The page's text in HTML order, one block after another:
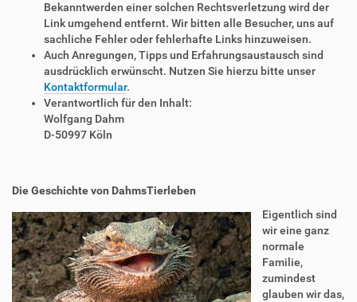
Bekanntwerden einer solchen Rechtsverletzung wird der
Link umgehend entfernt. Wir bitten alle Besucher, uns auf
sachliche Fehler oder fehlerhafte Links hinzuweisen.
Auch Anregungen, Tipps und Erfahrungsaustausch sind
ausdrücklich erwünscht. Nutzen Sie hierzu bitte unser
Kontaktformular.
Verantwortlich für den Inhalt:
Wolfgang Dahm
D-50997 Köln
Die Geschichte von DahmsTierleben
Eigentlich sind
wir eine ganz
normale
Familie,
zumindest
glauben wir das,